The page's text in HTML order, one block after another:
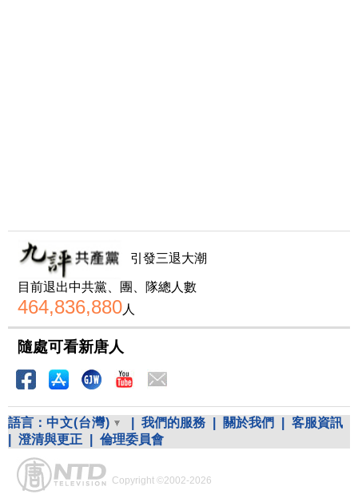
引發三退大潮
目前退出中共黨、團、隊總人數
464,836,880人
隨處可看新唐人
語言： 中文(台灣) 我們的服務 關於我們
客服資訊
澄清與更正 倫理委員會
Copyright ©2002-2026